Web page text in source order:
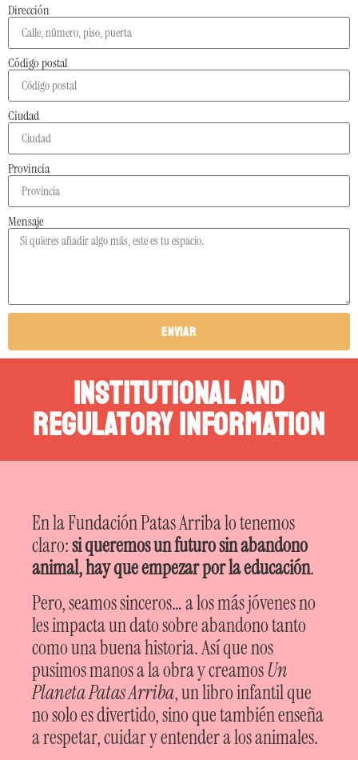
Dirección
Código postal
Ciudad
Provincia
Mensaje
Enviar
Institutional and
Regulatory Information
En la Fundación Patas Arriba lo tenemos
claro:si queremos un futuro sin abandono
animal, hay que empezar por la educación.
Pero, seamos sinceros… a los más jóvenes no
les impacta un dato sobre abandono tanto
como una buena historia. Así que nos
pusimos manos a la obra y creamosUn
Planeta Patas Arriba, un libro infantil que
no solo es divertido, sino que también enseña
a respetar, cuidar y entender a los animales.